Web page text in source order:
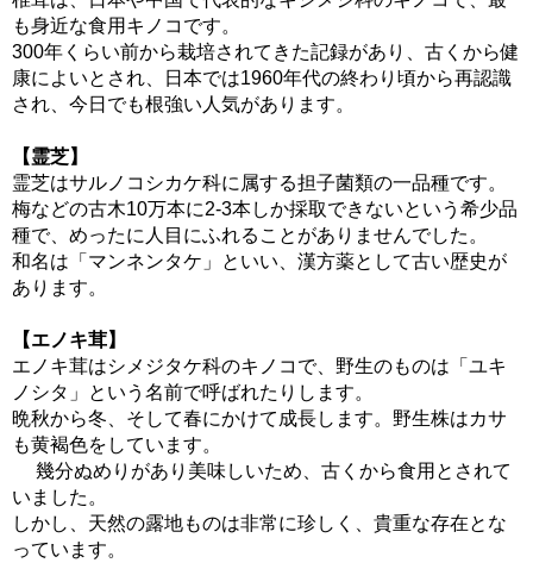
も身近な食用キノコです。
300年くらい前から栽培されてきた記録があり、古くから健
康によいとされ、日本では1960年代の終わり頃から再認識
され、今日でも根強い人気があります。
【霊芝】
霊芝はサルノコシカケ科に属する担子菌類の一品種です。
梅などの古木10万本に2-3本しか採取できないという希少品
種で、めったに人目にふれることがありませんでした。
和名は「マンネンタケ」といい、漢方薬として古い歴史が
あります。
【エノキ茸】
エノキ茸はシメジタケ科のキノコで、野生のものは「ユキ
ノシタ」という名前で呼ばれたりします。
晩秋から冬、そして春にかけて成長します。野生株はカサ
も黄褐色をしています。
幾分ぬめりがあり美味しいため、古くから食用とされて
いました。
しかし、天然の露地ものは非常に珍しく、貴重な存在とな
っています。